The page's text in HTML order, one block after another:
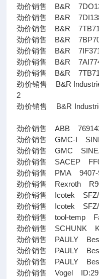
劲价销售 B&R
劲价销售 B&R
劲价销售 B&R
劲价销售 B&R
劲价销售 B&R
劲价销售 B&R
劲价销售 B&R
劲价销售 B&R
2
劲价销售 B&R
劲价销售 ABB
劲价销售 GMC-I
劲价销售 GMC
劲价销售 SACEP
劲价销售 PMA 9407-
劲价销售 Rexroth
劲价销售 Icotek SFZ/
劲价销售 Icotek SFZ/
劲价销售 tool-temp
劲价销售 SCHUNK
劲价销售 PAULY
劲价销售 PAULY
劲价销售 PAULY
劲价销售 Vogel